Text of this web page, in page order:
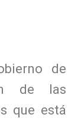
de
de las
que está